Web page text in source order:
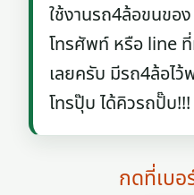
ใช้งานรถ4ล้อขนขอ
โทรศัพท์ หรือ line ที่
เลยครับ มีรถ4ล้อไ
โทรปุ๊บ ได้คิวรถปั๊บ!!!
กดที่เบอ